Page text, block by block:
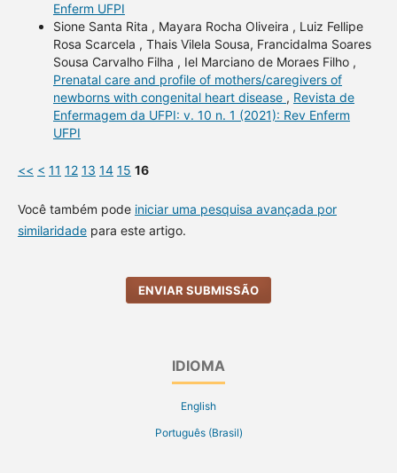
Enferm UFPI
Sione Santa Rita , Mayara Rocha Oliveira , Luiz Fellipe
Rosa Scarcela , Thais Vilela Sousa, Francidalma Soares
Sousa Carvalho Filha , Iel Marciano de Moraes Filho ,
Prenatal care and profile of mothers/caregivers of
newborns with congenital heart disease , Revista de
Enfermagem da UFPI: v. 10 n. 1 (2021): Rev Enferm
UFPI
<< < 11 12 13 14 15 16
Você também pode iniciar uma pesquisa avançada por
similaridadepara este artigo.
ENVIAR SUBMISSÃO
IDIOMA
English
Português (Brasil)